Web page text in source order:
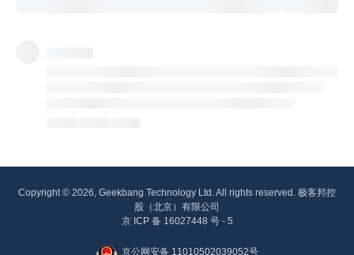
Copyright © 2026, Geekbang Technology Ltd. All rights reserved. 极客邦控
股（北京）有限公司
京 ICP 备 16027448 号 - 5
京公网安备 11010502039052号